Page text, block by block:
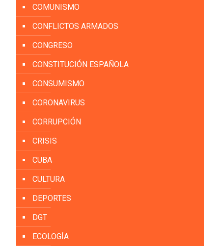
COMUNISMO
CONFLICTOS ARMADOS
CONGRESO
CONSTITUCIÓN ESPAÑOLA
CONSUMISMO
CORONAVIRUS
CORRUPCIÓN
CRISIS
CUBA
CULTURA
DEPORTES
DGT
ECOLOGÍA